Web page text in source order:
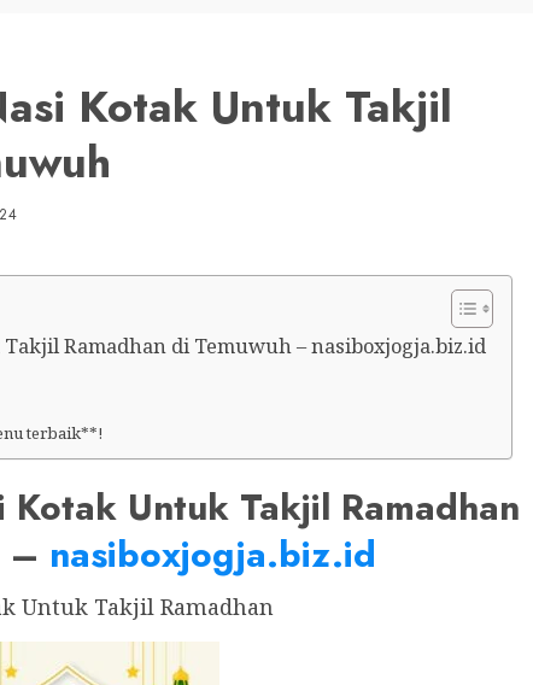
Kotak Untuk Takjil
Ramadhan di Temuwuh – nasiboxjogja.biz.id
terbaik**!
Kotak Untuk Takjil Ramadhan
– nasiboxjogja.biz.id
Untuk Takjil Ramadhan